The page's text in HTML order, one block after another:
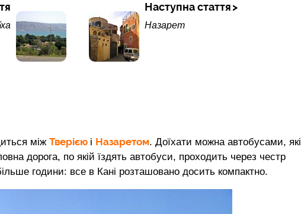
Наступна стаття
Назарет
між Тверією і Назаретом. Доїхати можна автобусами, які
дорога, по якій їздять автобуси, проходить через честр
години: все в Кані розташовано досить компактно.